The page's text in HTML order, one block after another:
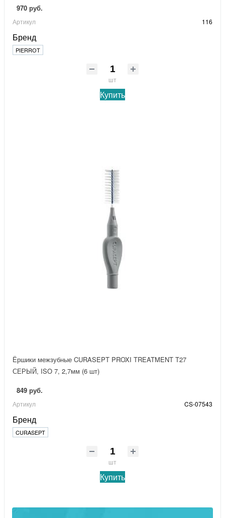
970 руб.
Артикул 116
Бренд
PIERROT
шт
Купить
Ёршики межзубные CURASEPT PROXI TREATMENT T27
СЕРЫЙ, ISO 7, 2,7мм (6 шт)
849 руб.
Артикул CS-07543
Бренд
CURASEPT
шт
Купить